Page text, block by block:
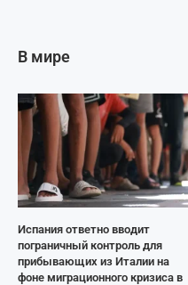
В мире
Испания ответно вводит
пограничный контроль для
прибывающих из Италии на
фоне миграционного кризиса в